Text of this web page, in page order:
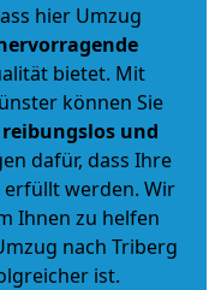
hier Umzug
bietet. Mit
können Sie
reibungslos und
dafür, dass Ihre
werden. Wir
Ihnen zu helfen
nach Triberg
ist.